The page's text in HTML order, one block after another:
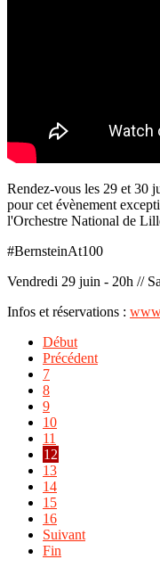
Rendez-vous les 29 et 30
pour cet évènement
l'Orchestre National de
#BernsteinAt100
Vendredi 29 juin - 20h //
Infos et réservations :
Début
Précédent
7
8
9
10
11
12
13
14
15
16
Suivant
Fin